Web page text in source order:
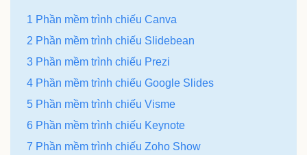
1 Phần mềm trình chiếu Canva
2 Phần mềm trình chiếu Slidebean
3 Phần mềm trình chiếu Prezi
4 Phần mềm trình chiếu Google Slides
5 Phần mềm trình chiếu Visme
6 Phần mềm trình chiếu Keynote
7 Phần mềm trình chiếu Zoho Show